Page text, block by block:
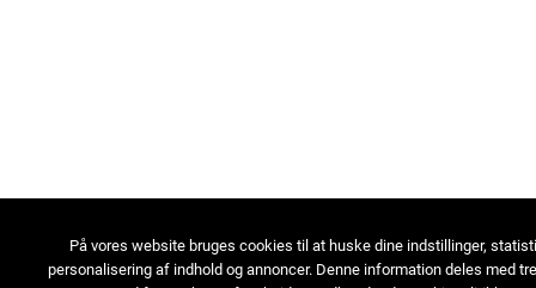
På vores website bruges cookies til at huske dine indstillinger,
personalisering af indhold og annoncer. Denne information deles med